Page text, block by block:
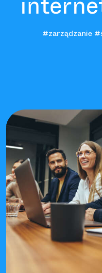
#zarządzanie